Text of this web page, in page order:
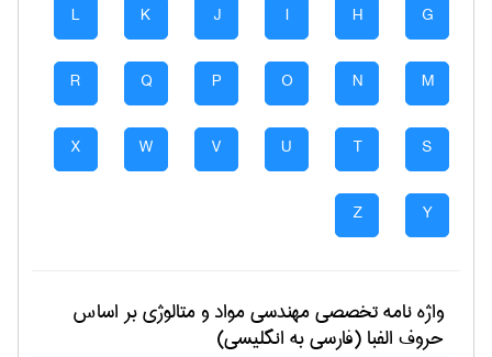
G
H
I
J
K
L
M
N
O
P
Q
R
S
T
U
V
W
X
Y
Z
واژه نامه تخصصیمهندسی مواد و متالوژیبر اساس
حروف الفبا (فارسی به انگلیسی)